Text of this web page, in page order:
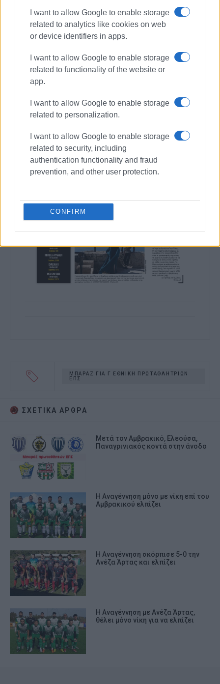
I want to allow Google to enable storage
related to analytics like cookies on web
or device identifiers in apps.
I want to allow Google to enable storage
related to functionality of the website or
app.
I want to allow Google to enable storage
related to personalization.
I want to allow Google to enable storage
related to security, including
authentication functionality and fraud
prevention, and other user protection.
CONFIRM
Facebook
Συνδρομητές στο e-paper
ΜΠΑΡΑΖ ΓΙΑ Γ ΕΘΝΙΚΗ ΠΡΩΤΑΘΛΗΤΡΙΩΝ
ΕΠΣ
ΣΧΕΤΙΚA AΡΘΡΑ
Μετά τον Αμβρακικό, Ελεούσα,
Παναγρινιακός κοντά στην άνοδο
Η Αναγέννηση μόνο με νίκη επί του
Αμβρακικού ελπίζει
Η Αναγέννηση σκόρπισε 5-0 την
Ανέζα Άρτας και ελπίζει
Η Αναγέννηση με Ανέζα Άρτας,
θέλει μόνο νίκη για να ελπίζει